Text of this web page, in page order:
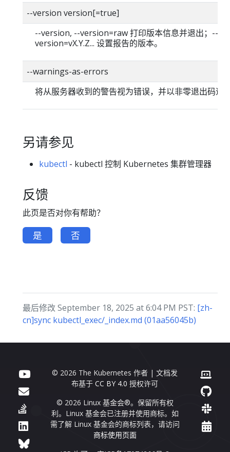
--version version[=true]
--version, --version=raw 打印版本信息并退出；--
version=vX.Y.Z... 设置报告的版本。
--warnings-as-errors
将从服务器收到的警告视为错误，并以非零退出码退
另请参见
kubectl - kubectl 控制 Kubernetes 集群管理器
反馈
此页是否对你有帮助？
是 否
最后修改 September 18, 2025 at 6:04 PM PST: [zh-
cn]sync kubectl_exec/_index.md (01aa56045b)
© 2026 The Kubernetes 作者 | 文档发
布基于CC BY 4.0 授权许可
© 2026 Linux 基金会®。保留所有权
利。Linux 基金会已注册并使用商标。如
需了解 Linux 基金会的商标列表，请访问
商标使用页面